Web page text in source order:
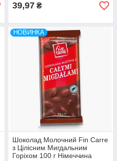
39,97 ₴
НОВИНКА
Шоколад Молочний Fin Carre
з Цілісним Мигдальним
Горіхом 100 г Німеччина